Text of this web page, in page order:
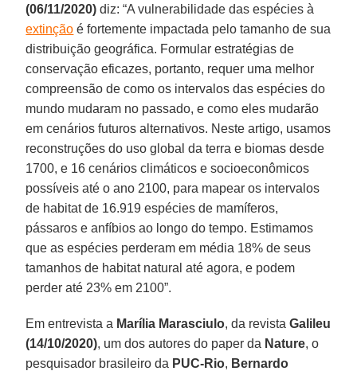
(06/11/2020) diz: “A vulnerabilidade das espécies à
extinção é fortemente impactada pelo tamanho de sua
distribuição geográfica. Formular estratégias de
conservação eficazes, portanto, requer uma melhor
compreensão de como os intervalos das espécies do
mundo mudaram no passado, e como eles mudarão
em cenários futuros alternativos. Neste artigo, usamos
reconstruções do uso global da terra e biomas desde
1700, e 16 cenários climáticos e socioeconômicos
possíveis até o ano 2100, para mapear os intervalos
de habitat de 16.919 espécies de mamíferos,
pássaros e anfíbios ao longo do tempo. Estimamos
que as espécies perderam em média 18% de seus
tamanhos de habitat natural até agora, e podem
perder até 23% em 2100”.
Em entrevista a Marília Marasciulo, da revistaGalileu
(14/10/2020), um dos autores do paper da Nature, o
pesquisador brasileiro da PUC-Rio, Bernardo